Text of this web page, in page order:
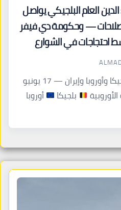
العام البلجيكي يواصل
2030 رغم الإصلاحات — وحكومة دي فيفر
احتجاجات في الشوارع
نشرة المدار الإعلامية — بلجيكا وأوروبا وإيران — 17 يونيو
بلجيكا
أوروبا